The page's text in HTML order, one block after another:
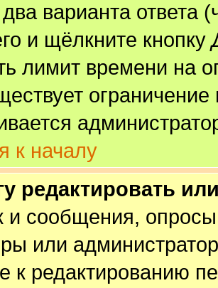
варианта ответа
и щёлкните кнопку
лимит времени на
ограничение
к началу
редактировать
и сообщения, опросы
или
к редактированию